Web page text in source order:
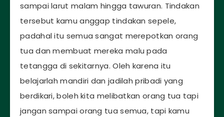
sampai larut malam hingga tawuran. Tindakan
tersebut kamu anggap tindakan sepele,
padahal itu semua sangat merepotkan orang
tua dan membuat mereka malu pada
tetangga di sekitarnya. Oleh karena itu
belajarlah mandiri dan jadilah pribadi yang
berdikari, boleh kita melibatkan orang tua tapi
jangan sampai orang tua semua, tapi kamu